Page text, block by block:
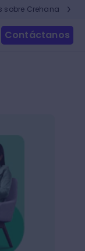
sobre Crehana
Contáctanos